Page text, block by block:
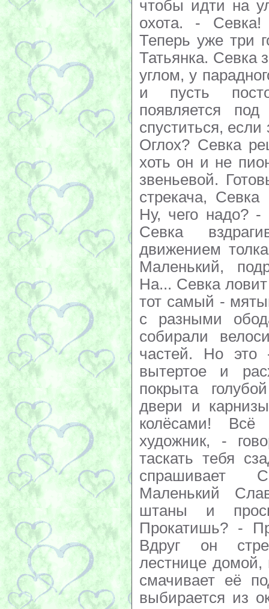
чтобы идти на
охота. -
Теперь уже три
Татьянка. Севка
углом, у
и пусть
появляется
спуститься,
Оглох? Севка
хоть он и не
звеньевой.
стрекача,
Ну, чего надо? -
Севка
движением
Маленький,
На... Севка
тот самый -
с разными
собирали
частей. Но это
вытертое и
покрыта
двери и
колёсами!
художник, -
таскать тебя
спрашивает
Маленький
штаны и
Прокатишь? -
Вдруг он
лестнице домой,
смачивает её
выбирается из